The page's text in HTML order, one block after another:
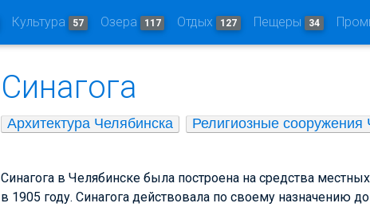
Культура 57 Озера 117 Отдых 127 Пещеры 34
Синагога
Архитектура Челябинска Религиозные сооружения
Синагога в Челябинске была построена на средства
в 1905 году. Синагога действовала по своему назначению